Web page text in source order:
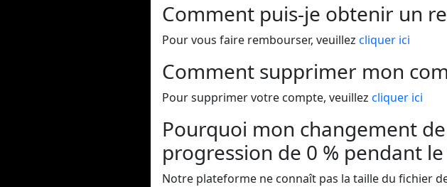
Comment puis-je obtenir un
Pour vous faire rembourser, veuillez cliquer ici
Comment supprimer mon
Pour supprimer votre compte, veuillez cliquer ici
Pourquoi mon changement
progression de 0 % pendant
Notre plateforme ne connaît pas la taille du fichier